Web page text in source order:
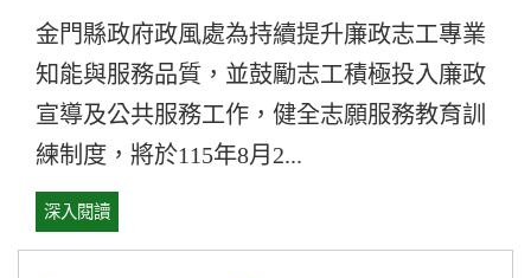
金門縣政府政風處為持續提升廉政志工專業
知能與服務品質，並鼓勵志工積極投入廉政
宣導及公共服務工作，健全志願服務教育訓
練制度，將於115年8月2...
深入閱讀